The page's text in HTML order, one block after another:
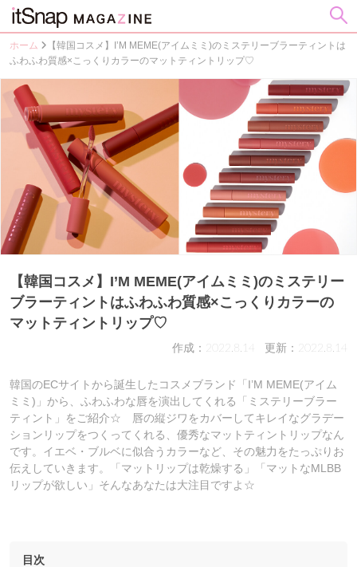
ホーム
【韓国コスメ】I’M MEME(アイムミミ)のミステリーブラーティントは
ふわふわ質感×こっくりカラーのマットティントリップ♡
【韓国コスメ】I’M MEME(アイムミミ)のミステリー
ブラーティントはふわふわ質感×こっくりカラーの
マットティントリップ♡
作成：2022.8.14 更新：2022.8.14
韓国のECサイトから誕生したコスメブランド「I’M MEME(アイム
ミミ)」から、ふわふわな唇を演出してくれる「ミステリーブラー
ティント」をご紹介☆ 唇の縦ジワをカバーしてキレイなグラデー
ションリップをつくってくれる、優秀なマットティントリップなん
です。イエベ・ブルベに似合うカラーなど、その魅力をたっぷりお
伝えしていきます。「マットリップは乾燥する」「マットなMLBB
リップが欲しい」そんなあなたは大注目ですよ☆
目次